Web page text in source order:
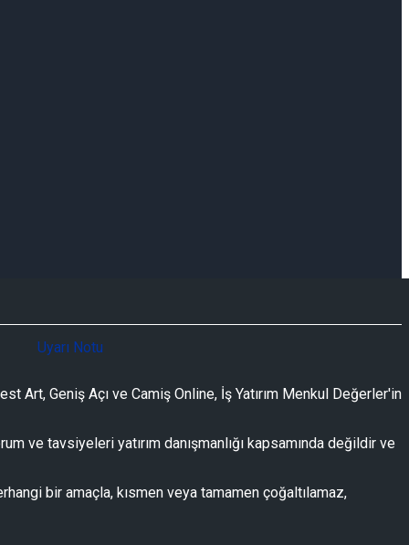
Uyarı Notu
Art, Geniş Açı ve Camiş Online, İş Yatırım Menkul Değerler'in
ve tavsiyeleri yatırım danışmanlığı kapsamında değildir ve
bir amaçla, kısmen veya tamamen çoğaltılamaz,